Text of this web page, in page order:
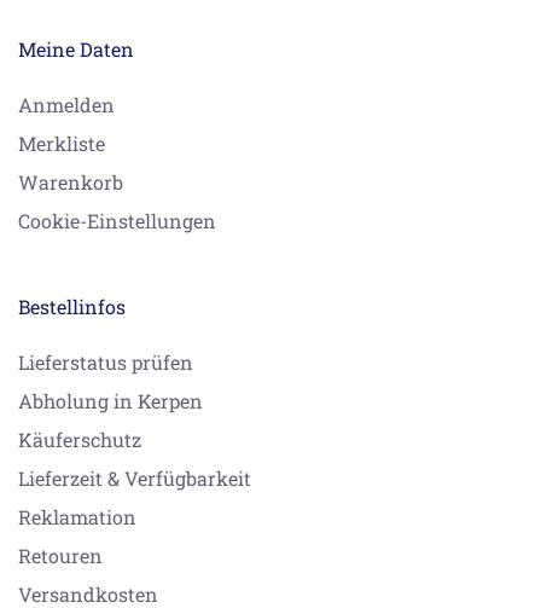
Meine Daten
Anmelden
Merkliste
Warenkorb
Cookie-Einstellungen
Bestellinfos
Lieferstatus prüfen
Abholung in Kerpen
Käuferschutz
Lieferzeit & Verfügbarkeit
Reklamation
Retouren
Versandkosten